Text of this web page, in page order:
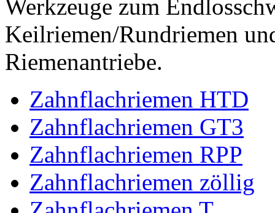
Werkzeuge zum
Keilriemen/Rundriemen
Riemenantriebe.
Zahnflachriemen HTD
Zahnflachriemen GT3
Zahnflachriemen RPP
Zahnflachriemen zöllig